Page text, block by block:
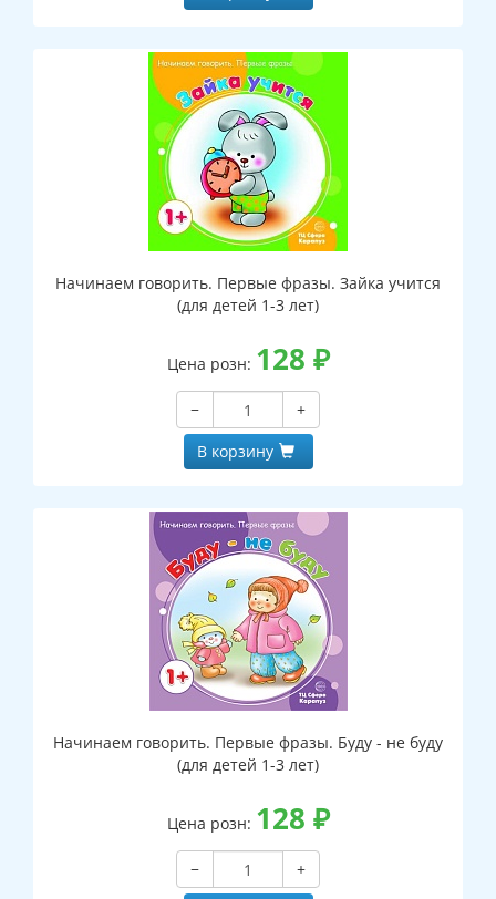
Начинаем говорить. Первые фразы. Зайка учится
(для детей 1-3 лет)
Цена розн: 128 ₽
−
+
В корзину
Начинаем говорить. Первые фразы. Буду - не буду
(для детей 1-3 лет)
Цена розн: 128 ₽
−
+